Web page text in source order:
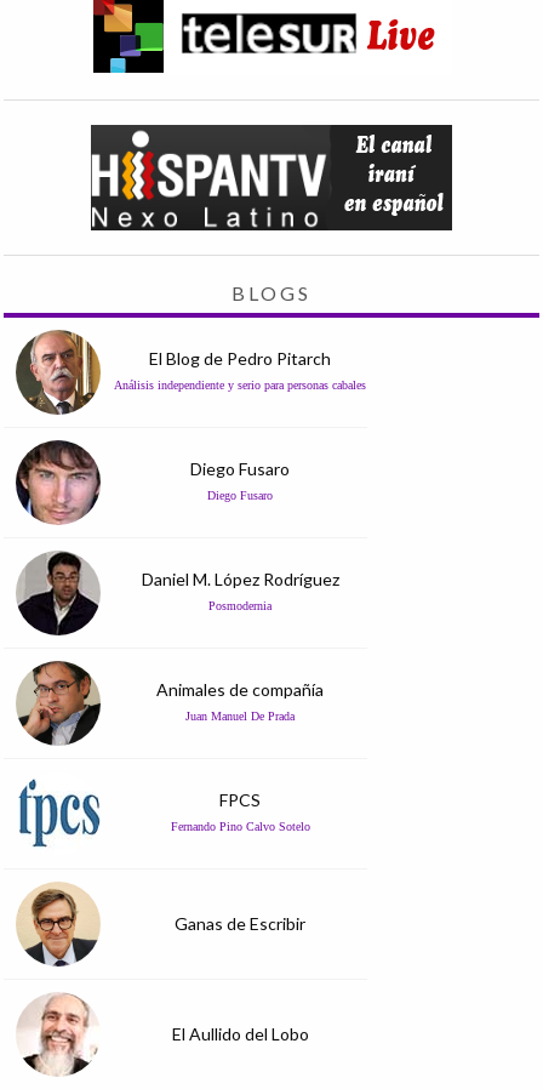
BLOGS
El Blog de Pedro Pitarch
Análisis independiente y serio para personas cabales
Diego Fusaro
Diego Fusaro
Daniel M. López Rodríguez
Posmodernia
Animales de compañía
Juan Manuel De Prada
FPCS
Fernando Pino Calvo Sotelo
Ganas de Escribir
El Aullido del Lobo